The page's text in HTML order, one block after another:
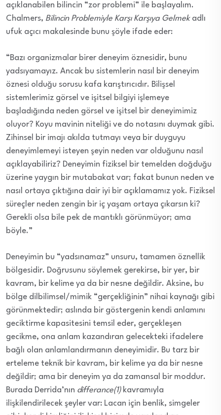
açıklanabilen bilincin “zor problemi” ile başlayalım.
Chalmers, Bilincin Problemiyle Karşı Karşıya Gelmek adlı
ufuk açıcı makalesinde bunu şöyle ifade eder:
“Bazı organizmalar birer deneyim öznesidir, bunu
yadsıyamayız. Ancak bu sistemlerin nasıl bir deneyim
öznesi olduğu sorusu kafa karıştırıcıdır. Bilişsel
sistemlerimiz görsel ve işitsel bilgiyi işlemeye
başladığında neden görsel ve işitsel bir deneyimimiz
oluyor? Koyu mavinin niteliği ve do notasını duymak gibi.
Zihinsel bir imajı akılda tutmayı veya bir duyguyu
deneyimlemeyi isteyen şeyin neden var olduğunu nasıl
açıklayabiliriz? Deneyimin fiziksel bir temelden doğduğu
üzerine yaygın bir mutabakat var; fakat bunun neden ve
nasıl ortaya çıktığına dair iyi bir açıklamamız yok. Fiziksel
süreçler neden zengin bir iç yaşam ortaya çıkarsın ki?
Gerekli olsa bile pek de mantıklı görünmüyor; ama
böyle.”
Deneyimin bu “yadsınamaz” unsuru, tamamen öznellik
bölgesidir. Doğrusunu söylemek gerekirse, bir yer, bir
kavram, bir kelime ya da bir nesne değildir. Aksine, bu
bölge dilbilimsel/mimik “gerçekliğinin” nihai kaynağı gibi
görünmektedir; aslında bir göstergenin kendi anlamını
geciktirme kapasitesini temsil eder, gerçekleşen
gecikme, ona anlam kazandıran gelecekteki ifadelere
bağlı olan anlamlandırmanın deneyimidir. Bu tarz bir
erteleme teknik bir kavram, bir kelime ya da bir nesne
değildir; ama bir deneyim ya da zamansal bir moddur.
Burada Derrida’nın differance(1)kavramıyla
ilişkilendirilecek şeyler var: Lacan için benlik, simgeler